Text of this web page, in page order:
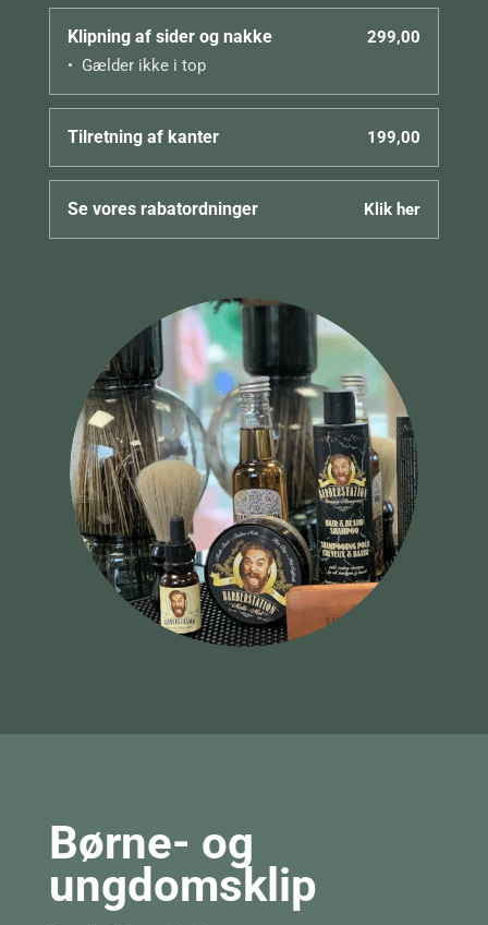
Klipning af sider og nakke
299,00
Gælder ikke i top
Tilretning af kanter 199,00
Se vores rabatordninger Klik her
Børne- og
ungdomsklip